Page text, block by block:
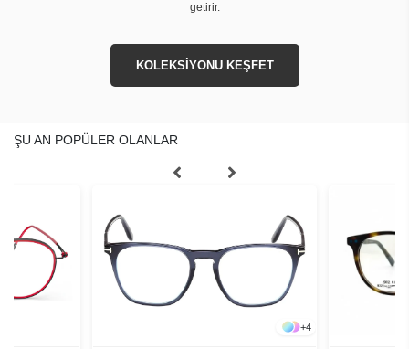
getirir.
KOLEKSİYONU KEŞFET
ŞU AN POPÜLER OLANLAR
+4